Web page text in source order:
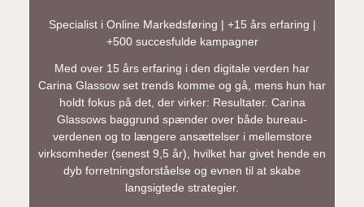
Specialist i Online Markedsføring | +15 års erfaring |
+500 succesfulde kampagner
Med over 15 års erfaring i den digitale verden har
Carina Glassow set trends komme og gå, mens hun har
holdt fokus på det, der virker: Resultater. Carina
Glassows baggrund spænder over både bureau-
verdenen og to længere ansættelser i mellemstore
virksomheder (senest 9,5 år), hvilket har givet hende en
dyb forretningsforståelse og evnen til at skabe
langsigtede strategier.